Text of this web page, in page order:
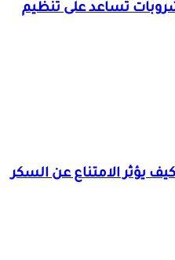
ليس منها- 5 مشروبات تساعد على تنظيم
يؤثر الامتناع عن السكر